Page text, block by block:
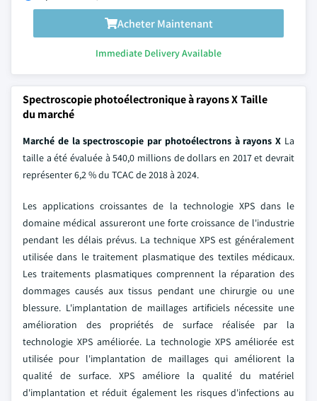
Acheter Maintenant
Immediate Delivery Available
Spectroscopie photoélectronique à rayons X Taille
du marché
Marché de la spectroscopie par photoélectrons à rayons X La
taille a été évaluée à 540,0 millions de dollars en 2017 et devrait
représenter 6,2 % du TCAC de 2018 à 2024.
Les applications croissantes de la technologie XPS dans le
domaine médical assureront une forte croissance de l'industrie
pendant les délais prévus. La technique XPS est généralement
utilisée dans le traitement plasmatique des textiles médicaux.
Les traitements plasmatiques comprennent la réparation des
dommages causés aux tissus pendant une chirurgie ou une
blessure. L'implantation de maillages artificiels nécessite une
amélioration des propriétés de surface réalisée par la
technologie XPS améliorée. La technologie XPS améliorée est
utilisée pour l'implantation de maillages qui améliorent la
qualité de surface. XPS améliore la qualité du matériel
d'implantation et réduit également les risques d'infections au